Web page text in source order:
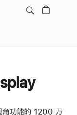
角功能的 1200 万